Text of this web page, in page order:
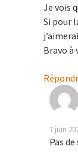
Je vois
Si pour
Bravo à
7 juin
Pas